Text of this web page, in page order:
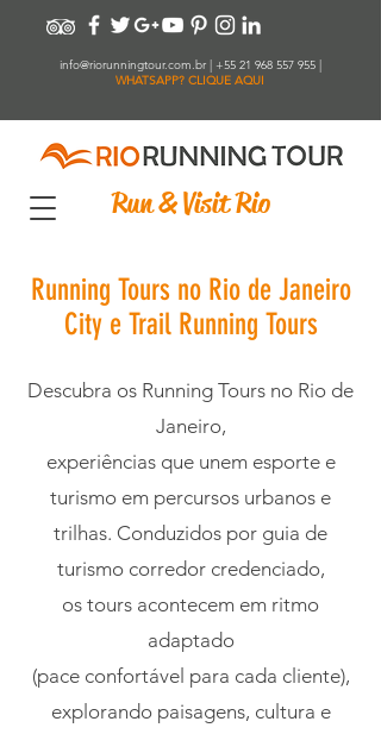
info@riorunningtour.com.br| +55 21 968 557 955|
WHATSAPP? CLIQUE AQUI
Run & Visit Rio
Running Tours no Rio de Janeiro
City e Trail Running Tours
Descubra os Running Tours no Rio de
Janeiro,
experiências que unem esporte e
turismo em percursos urbanos e
trilhas. Conduzidos por guia de
turismo corredor credenciado,
os tours acontecem em ritmo
adaptado
(pace confortável para cada cliente),
explorando paisagens, cultura e